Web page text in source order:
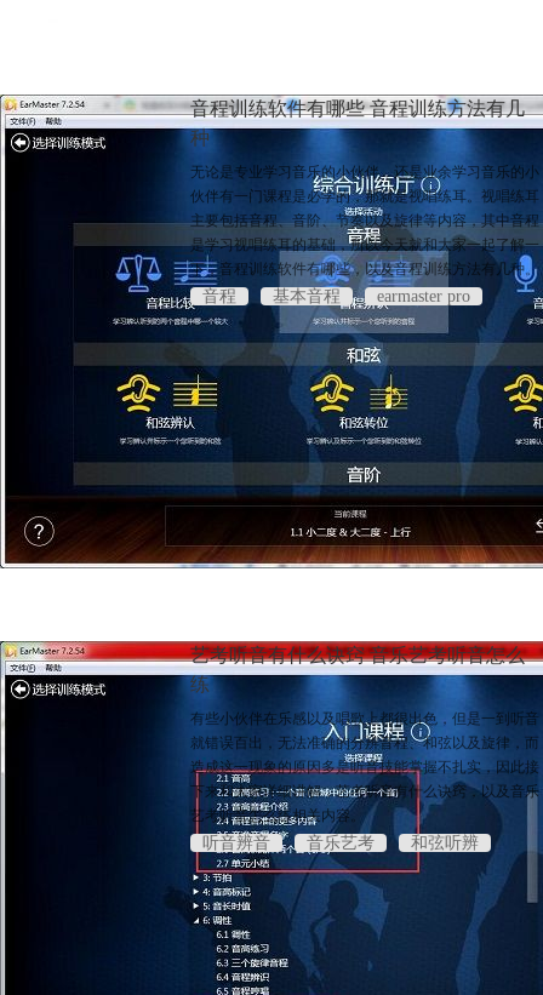
音程训练软件有哪些 音程训练方法有几
种
无论是专业学习音乐的小伙伴，还是业余学习音乐的小
伙伴有一门课程是必学的，那就是视唱练耳。视唱练耳
主要包括音程、音阶、节奏以及旋律等内容，其中音程
是学习视唱练耳的基础，所以今天就和大家一起了解一
下，音程训练软件有哪些，以及音程训练方法有几种。
音程 基本音程 earmaster pro
艺考听音有什么诀窍 音乐艺考听音怎么
练
有些小伙伴在乐感以及唱歌上都很出色，但是一到听音
就错误百出，无法准确的分辨音程、和弦以及旋律，而
造成这一现象的原因多是听音技能掌握不扎实，因此接
下来和大家详细讲解，艺考听音有什么诀窍，以及音乐
艺考听音怎么练相关内容。
听音辨音 音乐艺考 和弦听辨